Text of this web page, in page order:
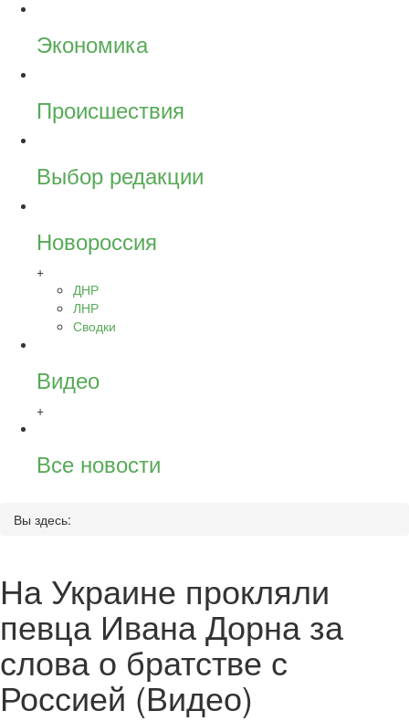
Экономика
Происшествия
Выбор редакции
Новороссия
+
ДНР
ЛНР
Сводки
Видео
+
Все новости
Вы здесь:
На Украине прокляли
певца Ивана Дорна за
слова о братстве с
Россией (Видео)